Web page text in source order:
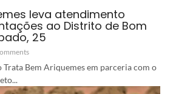
leva atendimento
ao Distrito de Bom
25
Bem Ariquemes em parceria com o